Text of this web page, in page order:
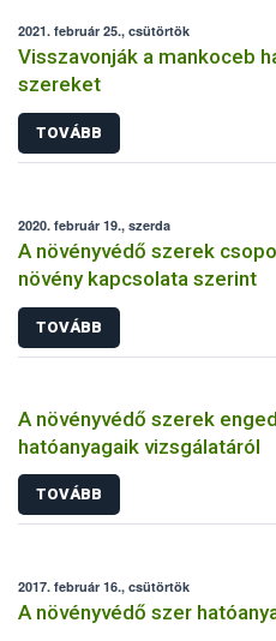
2021. február 25., csütörtök
Visszavonják a mankoceb
szereket
TOVÁBB
2020. február 19., szerda
A növényvédő szerek
növény kapcsolata szerint
TOVÁBB
A növényvédő szerek
hatóanyagaik vizsgálatáról
TOVÁBB
2017. február 16., csütörtök
A növényvédő szer